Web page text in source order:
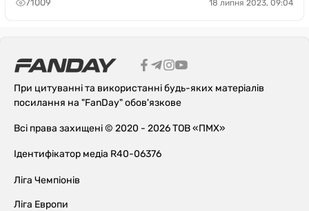
71009 18 липня 2023, 09:04
При цитуванні та використанні будь-яких матеріалів
посилання на "FanDay" обов'язкове
Всі права захищені © 2020 - 2026 ТОВ «ПМХ»
Ідентифікатор медіа R40-06376
Ліга Чемпіонів
Ліга Европи